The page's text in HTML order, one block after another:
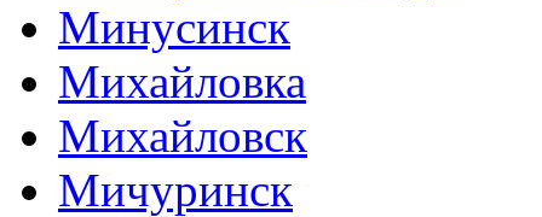
Минусинск
Михайловка
Михайловск
Мичуринск